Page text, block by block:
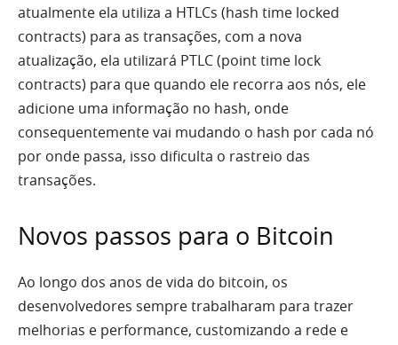
atualmente ela utiliza a HTLCs (hash time locked
contracts) para as transações, com a nova
atualização, ela utilizará PTLC (point time lock
contracts) para que quando ele recorra aos nós, ele
adicione uma informação no hash, onde
consequentemente vai mudando o hash por cada nó
por onde passa, isso dificulta o rastreio das
transações.
Novos passos para o Bitcoin
Ao longo dos anos de vida do bitcoin, os
desenvolvedores sempre trabalharam para trazer
melhorias e performance, customizando a rede e